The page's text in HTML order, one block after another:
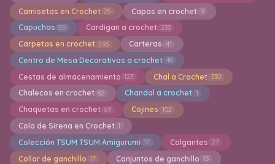
Camisetas en Crochet 25 Capas en crochet 9
Capuchas 50 Cardigan a crochet 233
Carpetas en crochet 293 Carteras 41
Centro de Mesa Decorativos a crochet 48
Cestas de almacenamiento 123 Chal a Crochet 330
Chalecos en crochet 82 Chandal a crochet 1
Chaquetas en crochet 69 Cojines 102
Cola de Sirena en Crochet 1
Colección TSUM TSUM Amigurumi 17 Colgantes 27
Collar de ganchillo 17 Conjuntos de ganchillo 15